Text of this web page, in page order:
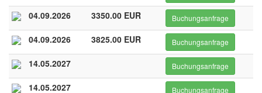
04.09.2026 3350.00 EUR Buchungsanfrage
04.09.2026 3825.00 EUR Buchungsanfrage
14.05.2027 Buchungsanfrage
14.05.2027 Buchungsanfrage